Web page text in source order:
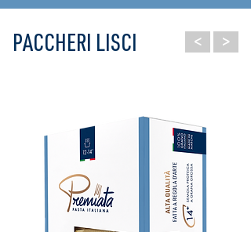
PACCHERI LISCI < >